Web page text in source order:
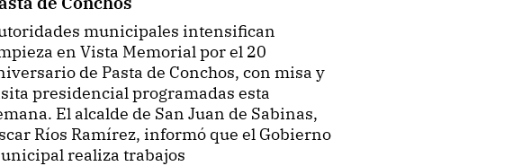
municipales intensifican
en Vista Memorial por el 20
de Pasta de Conchos, con misa y
presidencial programadas esta
El alcalde de San Juan de Sabinas,
Ríos Ramírez, informó que el Gobierno
realiza trabajos